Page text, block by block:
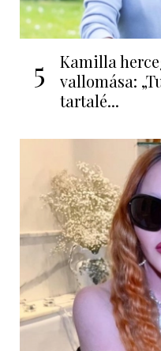
5
Kamilla
vallomása:
tartalé...